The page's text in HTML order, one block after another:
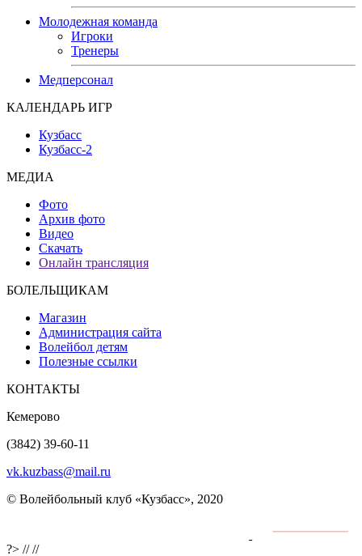
Молодежная команда
Игроки
Тренеры
Медперсонал
КАЛЕНДАРЬ ИГР
Кузбасс
Кузбасс-2
МЕДИА
Фото
Архив фото
Видео
Скачать
Онлайн трансляция
БОЛЕЛЬЩИКАМ
Магазин
Администрация сайта
Волейбол детям
Полезные ссылки
КОНТАКТЫ
Кемерово
(3842) 39-60-11
vk.kuzbass@mail.ru
© Волейбольный клуб «Кузбасс», 2020
?> ////